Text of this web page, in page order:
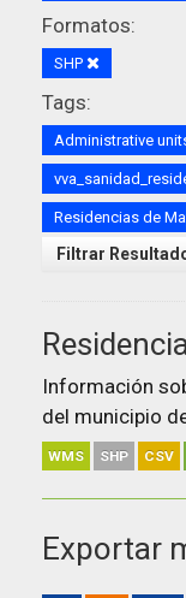
Formatos:
SHP
Tags:
Administrative
Residencias de
Filtrar
Información
del municipio
WMS SHP CSV
Exportar